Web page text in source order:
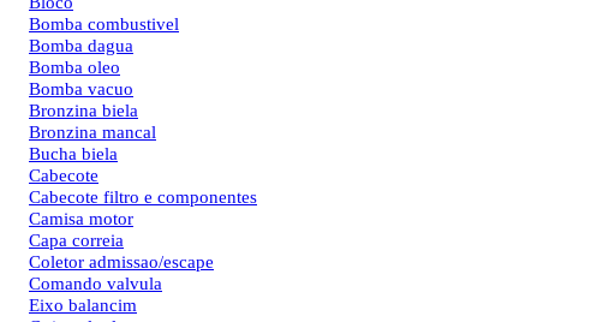
Bomba combustivel
Bomba dagua
Bomba oleo
Bomba vacuo
Bronzina biela
Bronzina mancal
Bucha biela
Cabecote
Cabecote filtro e componentes
Camisa motor
Capa correia
Coletor admissao/escape
Comando valvula
Eixo balancim